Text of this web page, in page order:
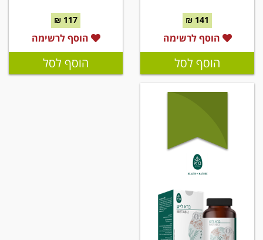
141 ₪
הוסף לרשימה
הוסף לסל
117 ₪
הוסף לרשימה
הוסף לסל